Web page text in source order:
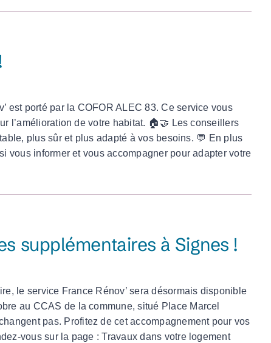
est porté par la COFOR ALEC 83. Ce service vous
l’amélioration de votre habitat. 🏠🤝 Les conseillers
plus sûr et plus adapté à vos besoins. 💬 En plus
vous informer et vous accompagner pour adapter votre
supplémentaires à Signes !
le service France Rénov’ sera désormais disponible
au CCAS de la commune, situé Place Marcel
pas. Profitez de cet accompagnement pour vos
vous sur la page : Travaux dans votre logement